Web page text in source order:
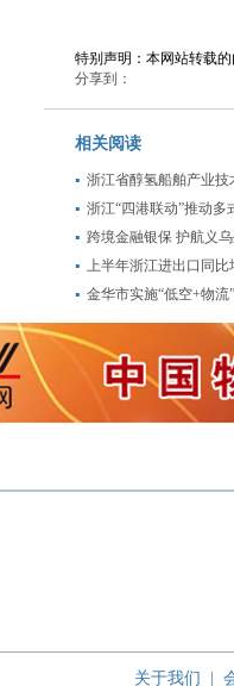
特别声明：本网站转载
分享到：
相关阅读
浙江省醇氢船舶产业
浙江“四港联动”推动多
跨境金融银保 护航义
上半年浙江进出口同比
金华市实施“低空+物
关于我们